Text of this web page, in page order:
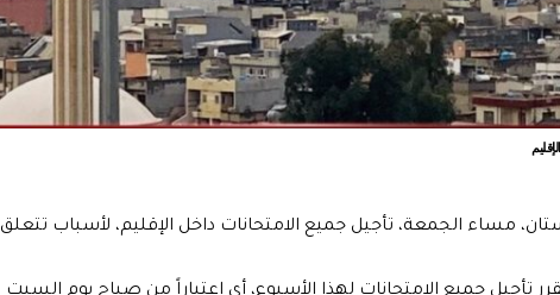
مساء الجمعة، تأجيل جميع الامتحانات داخل الإقليم، لأسباب تتعلق